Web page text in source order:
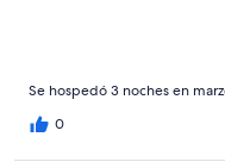
Se hospedó 3 noches en
0